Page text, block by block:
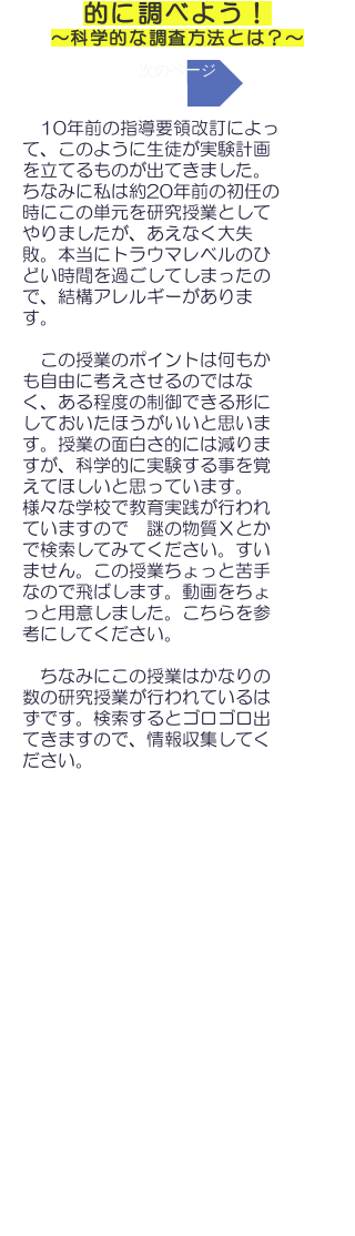
的に調べよう！
～科学的な調査方法とは？～
次のページ
10年前の指導要領改訂によっ
て、このように生徒が実験計画
を立てるものが出てきました。
ちなみに私は約20年前の初任の
時にこの単元を研究授業として
やりましたが、あえなく大失
敗。本当にトラウマレベルのひ
どい時間を過ごしてしまったの
で、結構アレルギーがありま
す。
この授業のポイントは何もか
も自由に考えさせるのではな
く、ある程度の制御できる形に
しておいたほうがいいと思いま
す。授業の面白さ的には減りま
すが、科学的に実験する事を覚
えてほしいと思っています。
様々な学校で教育実践が行われ
ていますので 謎の物質Ｘとか
で検索してみてください。すい
ません。この授業ちょっと苦手
なので飛ばします。動画をちょ
っと用意しました。こちらを参
考にしてください。
​ ちなみにこの授業はかなりの
数の研究授業が行われているは
ずです。検索するとゴロゴロ出
てきますので、情報収集してく
ださい。